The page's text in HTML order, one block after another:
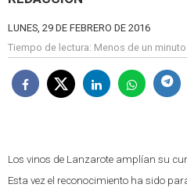
LUNES, 29 DE FEBRERO DE 2016
Tiempo de lectura: Menos de un minuto
Los vinos de Lanzarote amplían su
Esta vez el reconocimiento ha sido